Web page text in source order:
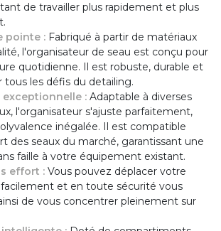
de travailler plus rapidement et plus
pointe : Fabriqué à partir de matériaux
l'organisateur de seau est conçu pour
quotidienne. Il est robuste, durable et
tous les défis du detailing.
exceptionnelle : Adaptable à diverses
l'organisateur s'ajuste parfaitement,
inégalée. Il est compatible
des seaux du marché, garantissant une
faille à votre équipement existant.
effort : Vous pouvez déplacer votre
et en toute sécurité vous
de vous concentrer pleinement sur